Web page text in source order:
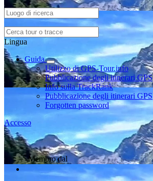
Lingua
Guida
Utilizzo di GPS-Tour.info
Pubblicazione degli itinerari GPS
Info sulla TrackRank
Pubblicazione degli itinerari GPS
Forgotten password
Accesso
Membro dal